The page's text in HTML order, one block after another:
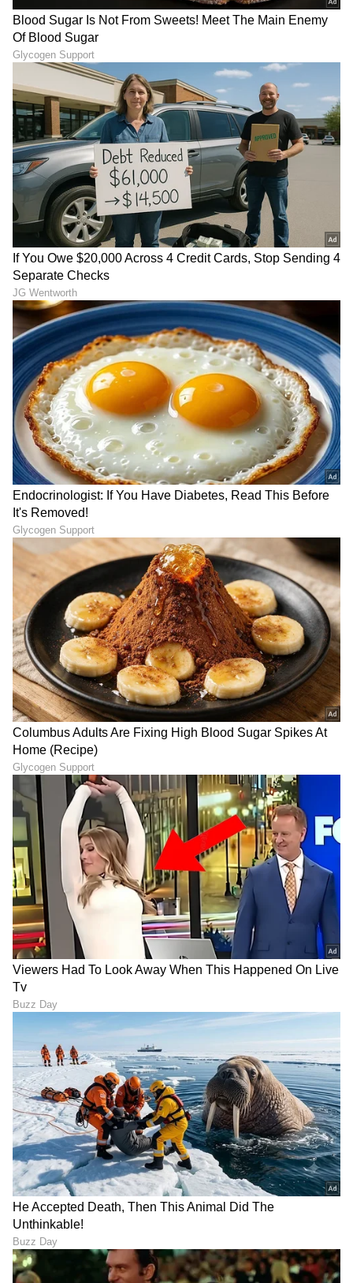
ABOUT THE AUTHOR
MRMahmad Rafik
ಮಹ್ಮದ್ ರಫಿಕ್ ವಿಜಯಪುರದ ಬೇನಾಳ RC ಗ್ರಾಮದವನು. ಪಬ್ಲಿಕ್
ಟಿವಿ ಡಿಜಿಟಲ್, ನ್ಯೂಸ್ 18 ಕನ್ನಡ, ಇದೀಗ ಏಷ್ಯಾನೆಟ್ ಕನ್ನಡ ಸೇರಿ
ಡಿಜಿಟಲ್ ಮಾಧ್ಯಮದಲ್ಲಿ 8 ವರ್ಷಗಳ ಅನುಭವ. ಎಂ.ಕಾಂ. ಓದಿ
ಕೆಲಸ ಆರಂಭಿಸಿದ್ದು ಖಾಸಗಿ ಬ್ಯಾಂಕ್‌ವೊಂದರಲ್ಲಿ. ಆಕರ್ಷಿಸಿದ್ದು
ಪತ್ರಿಕೋದ್ಯಮ. ಯಾವ ಟಾಪಿಕ್ ಕೊಟ್ಟರೂ ಬರೆಯಬಲ್ಲೆ. ಓಟಿಟಿ
ಅಮೃತಧಾರೆ ಜೀ ಕನ್ನಡ
ಕನ್ನಡ ಸಿನಿಮಾ (Kannada Cinema News), ಟಿವಿ
ಕಾರ್ಯಕ್ರಮಗಳು (Kannada TV Shows), ಸೆಲೆಬ್ರಿಟಿ
ಸುದ್ದಿಗಳು ಮತ್ತು ಇತ್ತೀಚಿನ ಸುದ್ದಿಗಳಿಗಾಗಿ ಏಷ್ಯಾನೆಟ್
ಸುವರ್ಣ ನ್ಯೂಸ್‌ನಲ್ಲಿ ಮನರಂಜನಾ ವಿಭಾಗ ನೋಡಿ.
ಸಿನಿಮಾ ವಿಮರ್ಶೆಗಳು (Kannada Movies Review ),
ತಾರೆಯರ ಸಂದರ್ಶನಗಳು, ಧಾರಾವಾಹಿ ಅಪ್‌ಡೇಟ್ಸ್‌,
ತೆರೆಮರೆಯ ಕಥೆಗಳು,OTT ರಿಲೀಸ್‌ಗಳ ಬಗ್ಗೆ
ಮಾಹಿತಿಯೂ ಇಲ್ಲಿದೆ.
DOWNLOAD APP
RECOMMENDED STORIES
ಮದುಮಗಳ ಲುಕ್​ನಲ್ಲಿ
ಮಂಗಳೂರು ಪುಟ್ಟಿ ರಕ್ಷಿತಾ ಶೆಟ್ಟಿ-
ಇದರ ಗುಟ್ಟೇನು ಗೊತ್ತಾ?
Something Special?
Bigg Boss ಮನೆಗೆ ನಿಮ್ಮನ್ನು
ಹ್ಯಾಂಡ್​ಸಮ್​: ಅಗ್ನಿ ಪರೀಕ್ಷೆಯ
ತೀರ್ಪುಗಾರರು ಇವರೇ
ಆ ಯುವಕನ ಜೊತೆ
ಕಾಣಿಸಿಕೊಂಡ ಬೆನ್ನಲ್ಲೇ
ಮತ್ತೊಂದು ಬಿಗ್​ ಸರ್​ಪ್ರೈಸ್​
ಕೊಟ್ಟ Bigg Boss ಸ್ಪಂದನಾ
ಶೋನಲ್ಲಿ ಸಿಕ್ಕಿದೆ ಭರ್ಜರಿ
ಅವಕಾಶ!